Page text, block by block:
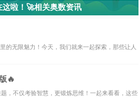
啦！🚀相关奥数资讯
的无限魅力！今天，我们就来一起探索，那些让人
🔥
，不仅考验智慧，更锻炼思维！一起来看看，这些